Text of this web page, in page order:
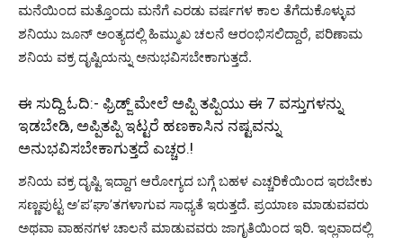
ಮನೆಯಿಂದ ಮತ್ತೊಂದು ಮನೆಗೆ ಎರಡು ವರ್ಷಗಳ ಕಾಲ ತೆಗೆದುಕೊಳ್ಳುವ
ಶನಿಯು ಜೂನ್ ಅಂತ್ಯದಲ್ಲಿ ಹಿಮ್ಮುಖ ಚಲನೆ ಆರಂಭಿಸಲಿದ್ದಾರೆ, ಪರಿಣಾಮ
ಶನಿಯ ವಕ್ರ ದೃಷ್ಟಿಯನ್ನು ಅನುಭವಿಸಬೇಕಾಗುತ್ತದೆ.
ಈ ಸುದ್ದಿ ಓದಿ:- ಫ್ರಿಡ್ಜ್ ಮೇಲೆ ಅಪ್ಪಿ ತಪ್ಪಿಯು ಈ 7 ವಸ್ತುಗಳನ್ನು
ಇಡಬೇಡಿ, ಅಪ್ಪಿತಪ್ಪಿ ಇಟ್ಟರೆ ಹಣಕಾಸಿನ ನಷ್ಟವನ್ನು
ಅನುಭವಿಸಬೇಕಾಗುತ್ತದೆ ಎಚ್ಚರ.!
ಶನಿಯ ವಕ್ರ ದೃಷ್ಟಿ ಇದ್ದಾಗ ಆರೋಗ್ಯದ ಬಗ್ಗೆ ಬಹಳ ಎಚ್ಚರಿಕೆಯಿಂದ ಇರಬೇಕು
ಸಣ್ಣಪುಟ್ಟ ಅ’ಪ’ಘಾ’ತಗಳಾಗುವ ಸಾಧ್ಯತೆ ಇರುತ್ತದೆ. ಪ್ರಯಾಣ ಮಾಡುವವರು
ಅಥವಾ ವಾಹನಗಳ ಚಾಲನೆ ಮಾಡುವವರು ಜಾಗೃತಿಯಿಂದ ಇರಿ. ಇಲ್ಲವಾದಲ್ಲಿ